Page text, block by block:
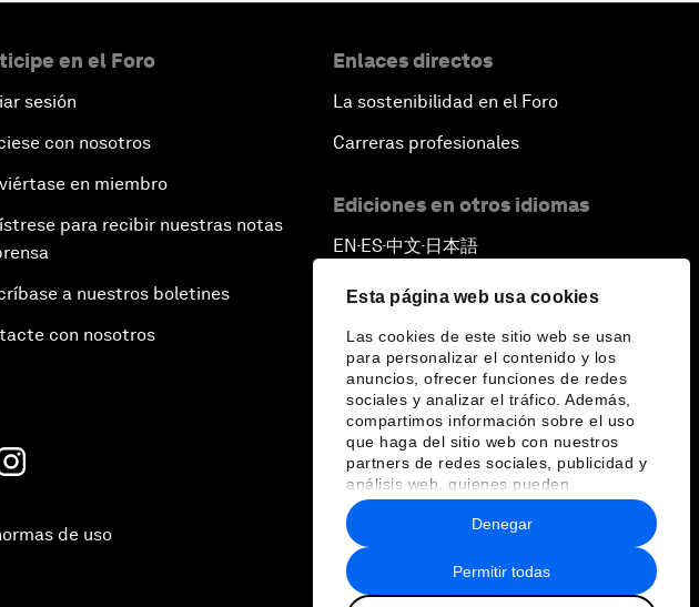
Esta página web usa cookies
Las cookies de este sitio web se usan
para personalizar el contenido y los
anuncios, ofrecer funciones de redes
sociales y analizar el tráfico. Además,
compartimos información sobre el uso
que haga del sitio web con nuestros
partners de redes sociales, publicidad y
análisis web, quienes pueden
combinarla con otra información que les
haya proporcionado o que hayan
recopilado a partir del uso que haya
hecho de sus servicios.
Permitir todas
Denegar
en el Foro
sesión
con nosotros
en miembro
para recibir nuestras notas
a nuestros boletines
con nosotros
Enlaces directos
La sostenibilidad en el Foro
Carreras profesionales
Ediciones en otros idiomas
EN ▪ ES▪中文▪ 日本語
de uso